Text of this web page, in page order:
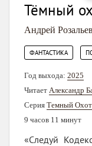
Тёмный
Андрей Розальев
ФАНТАСТИКА
Год выхода: 2025
Читает Александр
Серия Темный
9 часов 11 минут
«Следуй